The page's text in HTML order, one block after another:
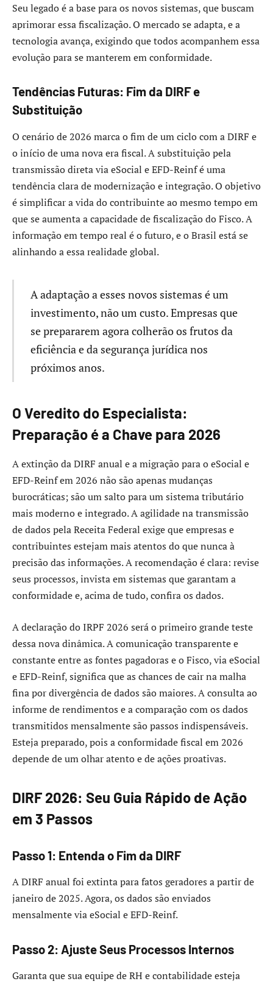
Seu legado é a base para os novos sistemas, que buscam
aprimorar essa fiscalização. O mercado se adapta, e a
tecnologia avança, exigindo que todos acompanhem essa
evolução para se manterem em conformidade.
Tendências Futuras: Fim da DIRF e
Substituição
O cenário de 2026 marca o fim de um ciclo com a DIRF e
o início de uma nova era fiscal. A substituição pela
transmissão direta via eSocial e EFD-Reinf é uma
tendência clara de modernização e integração. O objetivo
é simplificar a vida do contribuinte ao mesmo tempo em
que se aumenta a capacidade de fiscalização do Fisco. A
informação em tempo real é o futuro, e o Brasil está se
alinhando a essa realidade global.
A adaptação a esses novos sistemas é um
investimento, não um custo. Empresas que
se prepararem agora colherão os frutos da
eficiência e da segurança jurídica nos
próximos anos.
O Veredito do Especialista:
Preparação é a Chave para 2026
A extinção da DIRF anual e a migração para o eSocial e
EFD-Reinf em 2026 não são apenas mudanças
burocráticas; são um salto para um sistema tributário
mais moderno e integrado. A agilidade na transmissão
de dados pela Receita Federal exige que empresas e
contribuintes estejam mais atentos do que nunca à
precisão das informações. A recomendação é clara: revise
seus processos, invista em sistemas que garantam a
conformidade e, acima de tudo, confira os dados.
A declaração do IRPF 2026 será o primeiro grande teste
dessa nova dinâmica. A comunicação transparente e
constante entre as fontes pagadoras e o Fisco, via eSocial
e EFD-Reinf, significa que as chances de cair na malha
fina por divergência de dados são maiores. A consulta ao
informe de rendimentos e a comparação com os dados
transmitidos mensalmente são passos indispensáveis.
Esteja preparado, pois a conformidade fiscal em 2026
depende de um olhar atento e de ações proativas.
DIRF 2026: Seu Guia Rápido de Ação
em 3 Passos
Passo 1: Entenda o Fim da DIRF
A DIRF anual foi extinta para fatos geradores a partir de
janeiro de 2025. Agora, os dados são enviados
mensalmente via eSocial e EFD-Reinf.
Passo 2: Ajuste Seus Processos Internos
Garanta que sua equipe de RH e contabilidade esteja